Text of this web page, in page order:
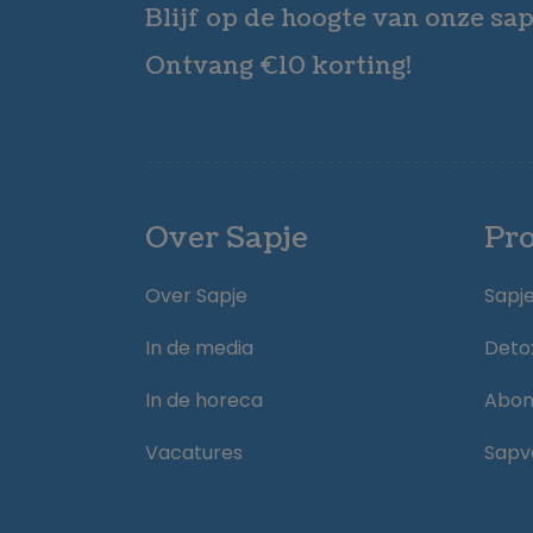
Blijf op de hoogte van onze
Ontvang €10 korting!
Over Sapje
Over Sapje
In de media
In de horeca
Vacatures